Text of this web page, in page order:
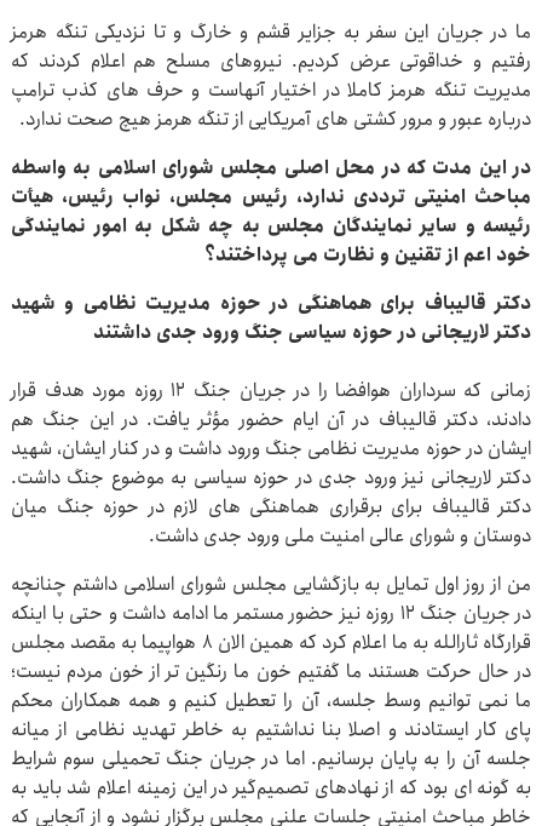
ما در جریان این سفر به جزایر قشم و خارگ و تا نزدیکی تنگه هرمز
رفتیم و خداقوتی عرض کردیم. نیروهای مسلح هم اعلام کردند که
مدیریت تنگه هرمز کاملا در اختیار آنهاست و حرف های کذب ترامپ
درباره عبور و مرور کشتی های آمریکایی از تنگه هرمز هیچ صحت ندارد.
در این مدت که در محل اصلی مجلس شورای اسلامی به واسطه
مباحث امنیتی ترددی ندارد، رئیس مجلس، نواب رئیس، هیأت
رئیسه و سایر نمایندگان مجلس به چه شکل به امور نمایندگی
خود اعم از تقنین و نظارت می پرداختند؟
دکتر قالیباف برای هماهنگی در حوزه مدیریت نظامی و شهید
دکتر لاریجانی در حوزه سیاسی جنگ ورود جدی داشتند
زمانی که سرداران هوافضا را در جریان جنگ ۱۲ روزه مورد هدف قرار
دادند، دکتر قالیباف در آن ایام حضور مؤثر یافت. در این جنگ هم
ایشان در حوزه مدیریت نظامی جنگ ورود داشت و در کنار ایشان، شهید
دکتر لاریجانی نیز ورود جدی در حوزه سیاسی به موضوع جنگ داشت.
دکتر قالیباف برای برقراری هماهنگی های لازم در حوزه جنگ میان
دوستان و شورای عالی امنیت ملی ورود جدی داشت.
من از روز اول تمایل به بازگشایی مجلس شورای اسلامی داشتم چنانچه
در جریان جنگ ۱۲ روزه نیز حضور مستمر ما ادامه داشت و حتی با اینکه
قرارگاه ثارالله به ما اعلام کرد که همین الان ۸ هواپیما به مقصد مجلس
در حال حرکت هستند ما گفتیم خون ما رنگین تر از خون مردم نیست؛
ما نمی توانیم وسط جلسه، آن را تعطیل کنیم و همه همکاران محکم
پای کار ایستادند و اصلا بنا نداشتیم به خاطر تهدید نظامی از میانه
جلسه آن را به پایان برسانیم. اما در جریان جنگ تحمیلی سوم شرایط
به گونه ای بود که از نهادهای تصمیم‌گیر در این زمینه اعلام شد باید به
خاطر مباحث امنیتی جلسات علنی مجلس برگزار نشود و از آنجایی که